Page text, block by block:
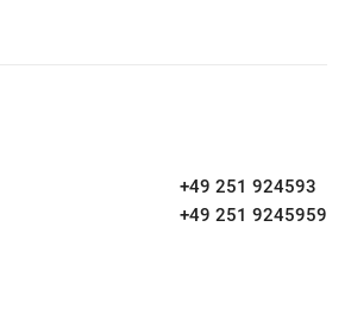
+49 251 924593
+49 251 9245959